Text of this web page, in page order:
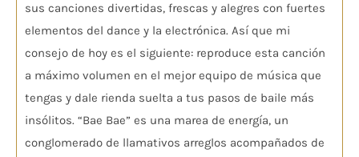
sus canciones divertidas, frescas y alegres con fuertes
elementos del dance y la electrónica. Así que mi
consejo de hoy es el siguiente: reproduce esta canción
a máximo volumen en el mejor equipo de música que
tengas y dale rienda suelta a tus pasos de baile más
insólitos. “Bae Bae” es una marea de energía, un
conglomerado de llamativos arreglos acompañados de